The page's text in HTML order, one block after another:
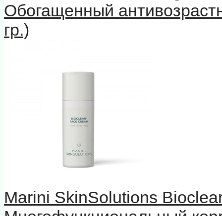
Обогащенный
гр.)
Marini SkinSolutions